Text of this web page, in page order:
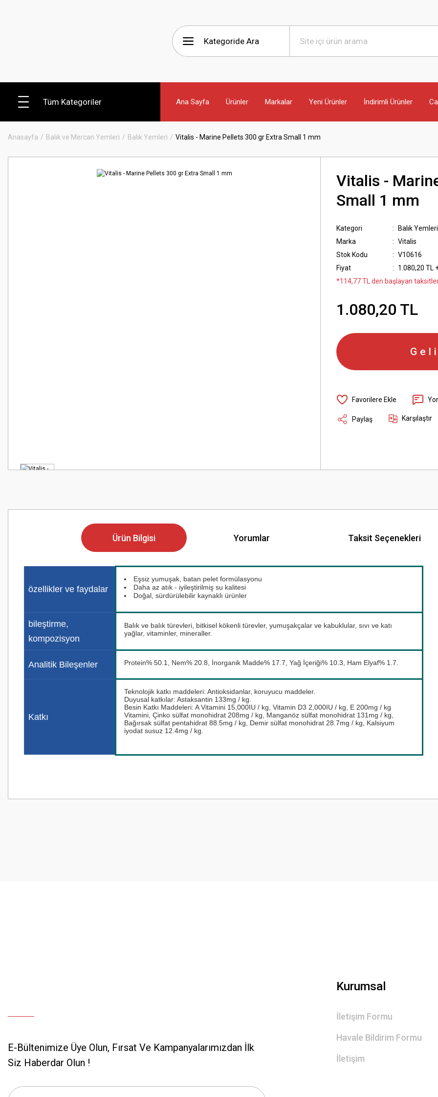
Tüm Kategoriler Ana Sayfa Ürünler Markalar Yeni Ürünler İndirimli Ürünler
Anasayfa Balık ve Mercan Yemleri Balık Yemleri Vitalis - Marine Pellets 300 gr Extra Small 1 mm
Vitalis -
Small 1 mm
Kategori
Balık Yemleri
Marka
Vitalis
Stok Kodu
V10616
Fiyat
1.080,20 TL
*114,77 TL den başlayan
1.080,20 TL
Paylaş Karşılaştır
Ürün Bilgisi Yorumlar Taksit Seçenekleri
özellikler ve faydalar
Eşsiz yumuşak, batan pelet formülasyonu
Daha az atık - iyileştirilmiş su kalitesi
Doğal, sürdürülebilir kaynaklı ürünler
bileştirme,
kompozisyon
Balık ve balık türevleri, bitkisel kökenli türevler, yumuşakçalar ve kabuklular, sıvı ve katı
yağlar, vitaminler, mineraller.
Analitik Bileşenler Protein% 50.1, Nem% 20.8, İnorganik Madde% 17.7, Yağ İçeriği% 10.3, Ham Elyaf% 1.7.
Katkı
Teknolojik katkı maddeleri: Antioksidanlar, koruyucu maddeler.
Duyusal katkılar: Astaksantin 133mg / kg.
Besin Katkı Maddeleri: A Vitamini 15,000IU / kg, Vitamin D3 2,000IU / kg, E 200mg / kg
Vitamini, Çinko sülfat monohidrat 208mg / kg, Manganöz sülfat monohidrat 131mg / kg,
Bağırsak sülfat pentahidrat 88.5mg / kg, Demir sülfat monohidrat 28.7mg / kg, Kalsiyum
iyodat susuz 12.4mg / kg.
Görüş ve önerileriniz için teşekkür ederiz.
E-Bültenimize Üye Olun, Fırsat Ve Kampanyalarımızdan İlk
Siz Haberdar Olun !
Kurumsal
İletişim Formu
Havale Bildirim Formu
İletişim